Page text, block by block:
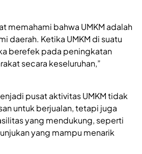
memahami bahwa UMKM adalah
daerah. Ketika UMKM di suatu
berefek pada peningkatan
secara keseluruhan,”
pusat aktivitas UMKM tidak
untuk berjualan, tetapi juga
yang mendukung, seperti
yang mampu menarik